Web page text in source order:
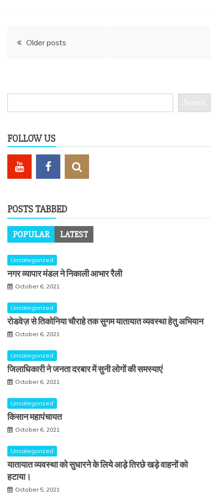
Posts
Older posts
Search
FOLLOW US
POSTS TABBED
POPULAR LATEST
Uncategorized
नगर व्यापार मंडल ने निकाली आभार रैली
October 6, 2021
Uncategorized
रोडवेज़ से तिकोनिया चौराहे तक सुगम यातायात व्यवस्था हेतु अभियान
October 6, 2021
Uncategorized
जिलाधिकारी ने जनता दरबार में सुनी लोगों की समस्याएं
October 6, 2021
Uncategorized
किसान महापंचायत
October 6, 2021
Uncategorized
यातायात व्यवस्था को सुधारने के लिये आड़े तिरछे खड़े वाहनों को
हटाया।
October 5, 2021